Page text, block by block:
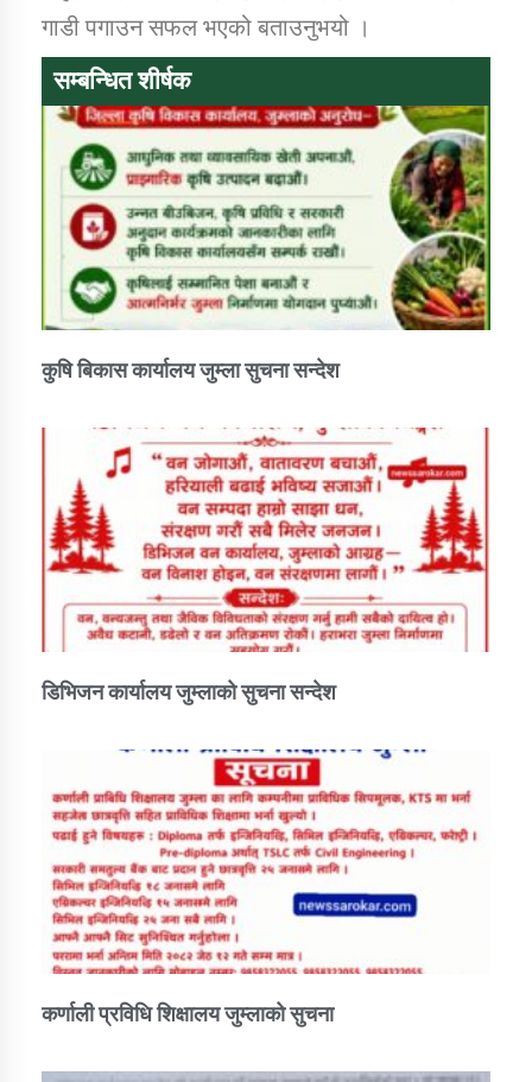
तातोपानी गाउँपालिका जुम्लाको सूचना
गाडी पगाउन सफल भएको बताउनुभयो ।
सम्बन्धित शीर्षक
कुषि बिकास कार्यालय जुम्ला सुचना सन्देश
डिभिजन कार्यालय जुम्लाको सुचना सन्देश
कर्णाली प्रविधि शिक्षालय जुम्लाको सुचना